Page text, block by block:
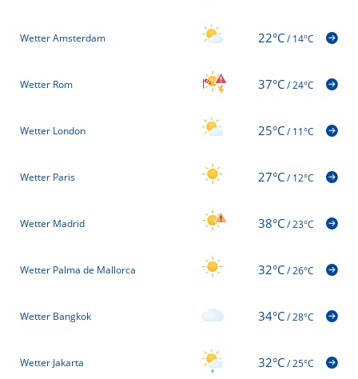
Wetter Amsterdam 22°C/14°C
Wetter Rom 37°C/24°C
Wetter London 25°C/11°C
Wetter Paris 27°C/12°C
Wetter Madrid 38°C/23°C
Wetter Palma de Mallorca 32°C/26°C
Wetter Bangkok 34°C/28°C
Wetter Jakarta 32°C/25°C